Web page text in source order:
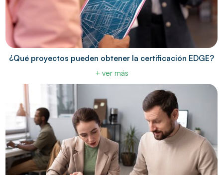
¿Qué proyectos pueden obtener la certificación EDGE?
+ ver más